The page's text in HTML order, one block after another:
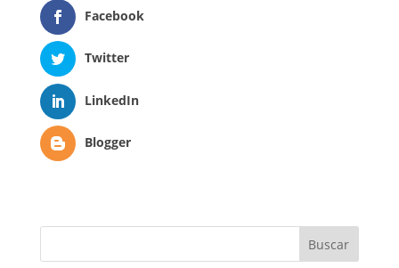
Facebook
Twitter
LinkedIn
Blogger